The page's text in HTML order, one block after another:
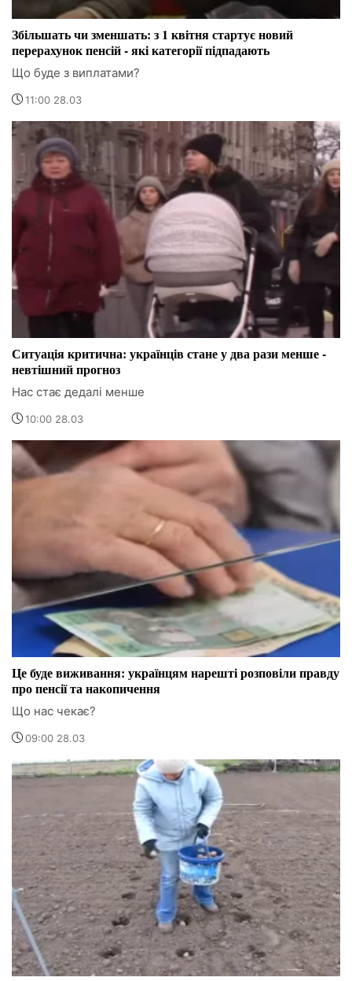
Збільшать чи зменшать: з 1 квітня стартує новий
перерахунок пенсій - які категорії підпадають
Що буде з виплатами?
11:00 28.03
Ситуація критична: українців стане у два рази менше -
невтішний прогноз
Нас стає дедалі менше
10:00 28.03
Це буде виживання: українцям нарешті розповіли правду
про пенсії та накопичення
Що нас чекає?
09:00 28.03